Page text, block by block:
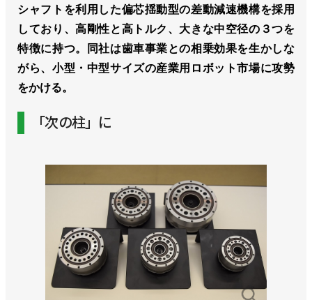
シャフトを利用した偏芯揺動型の差動減速機構を採用
しており、高剛性と高トルク、大きな中空径の３つを
特徴に持つ。同社は歯車事業との相乗効果を生かしな
がら、小型・中型サイズの産業用ロボット市場に攻勢
をかける。
「次の柱」に